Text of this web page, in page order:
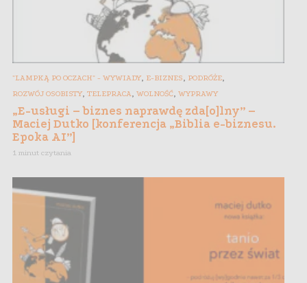
"LAMPKĄ PO OCZACH" - WYWIADY, E-BIZNES PODRÓŻE
ROZWÓJ OSOBISTY, TELEPRACA WOLNOŚĆ WYPRAWY
„E-usługi – biznes naprawdę zda[o]lny” –
Maciej Dutko [konferencja „Biblia e-biznesu.
Epoka AI”]
1 minut czytania